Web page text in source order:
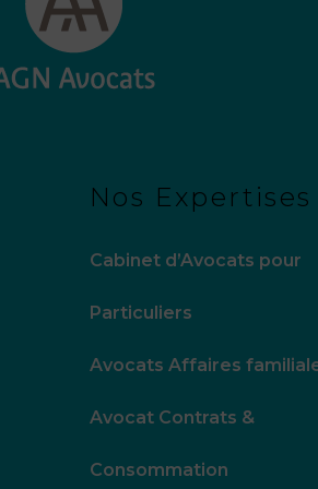
Nos Expertises
Cabinet d’Avocats pour
Particuliers
Avocats Affaires
Avocat Contrats &
Consommation